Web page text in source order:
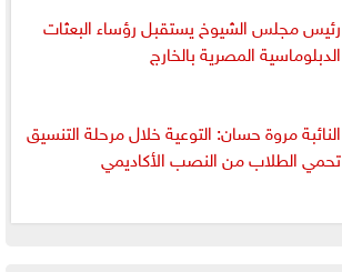
رئيس مجلس الشيوخ يستقبل رؤساء البعثات
الدبلوماسية المصرية بالخارج
النائبة مروة حسان: التوعية خلال مرحلة التنسيق
تحمي الطلاب من النصب الأكاديمي